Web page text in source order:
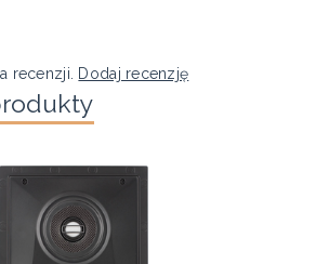
recenzji. Dodaj recenzję